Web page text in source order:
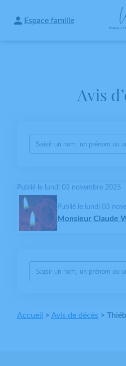
Espace famille
NOS SERVICES NOS AGENCES
Avis
Publié le lundi 03 novembre 2025
Publié le lundi 03
Monsieur Claude
Accueil > Avis de décès >